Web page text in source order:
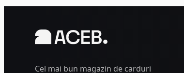
Cel mai bun magazin de carduri